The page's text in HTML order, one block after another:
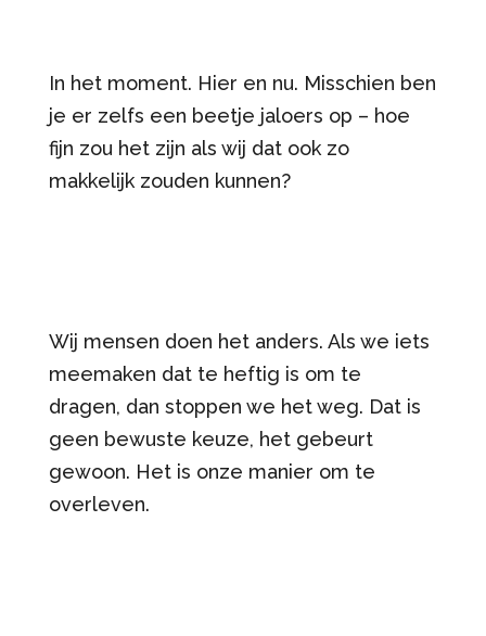
In het moment. Hier en nu. Misschien ben
je er zelfs een beetje jaloers op – hoe
fijn zou het zijn als wij dat ook zo
makkelijk zouden kunnen?
Wij mensen doen het anders. Als we iets
meemaken dat te heftig is om te
dragen, dan stoppen we het weg. Dat is
geen bewuste keuze, het gebeurt
gewoon. Het is onze manier om te
overleven.